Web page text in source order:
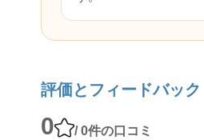
評価とフィードバック
0 / 0件の口コミ